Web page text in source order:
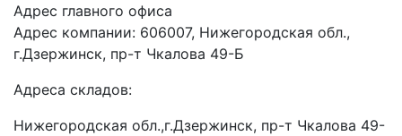
Адрес главного офиса
Адрес компании: 606007, Нижегородская обл.,
г.Дзержинск, пр-т Чкалова 49-Б
Адреса складов:
Нижегородская обл.,г.Дзержинск, пр-т Чкалова 49-